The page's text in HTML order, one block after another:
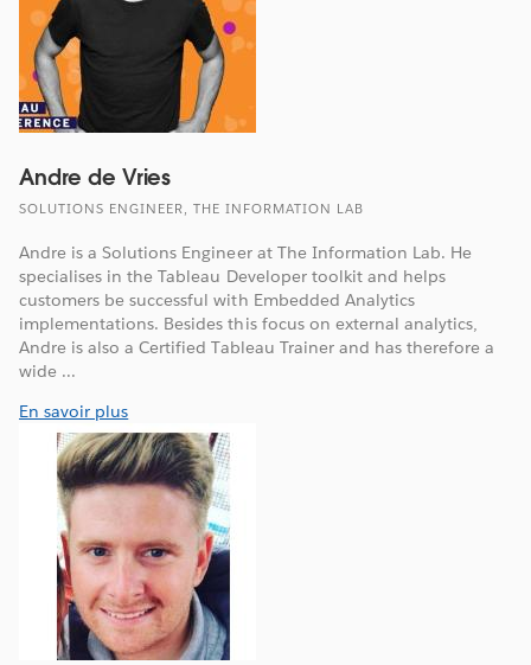
Andre de Vries
SOLUTIONS ENGINEER, THE INFORMATION LAB
Andre is a Solutions Engineer at The Information Lab. He
specialises in the Tableau Developer toolkit and helps
customers be successful with Embedded Analytics
implementations. Besides this focus on external analytics,
Andre is also a Certified Tableau Trainer and has therefore a
wide ...
En savoir plus